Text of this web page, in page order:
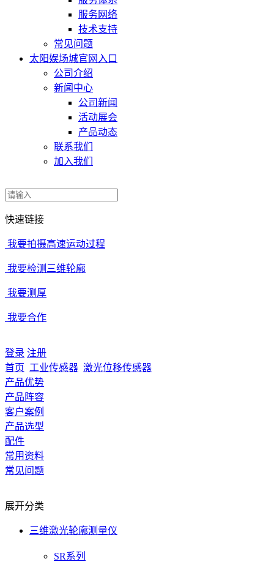
服务网络
技术支持
常见问题
太阳娱场城官网入口
公司介绍
新闻中心
公司新闻
活动展会
产品动态
联系我们
加入我们
快速链接
我要拍摄高速运动过程
我要检测三维轮廓
我要测厚
我要合作
登录 注册
首页 工业传感器 激光位移传感器
产品优势
产品阵容
客户案例
产品选型
配件
常用资料
常见问题
展开分类
三维激光轮廓测量仪
SR系列